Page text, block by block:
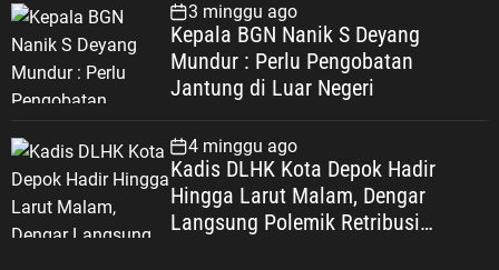
3 minggu ago
Kepala BGN Nanik S Deyang
Mundur : Perlu Pengobatan
Jantung di Luar Negeri
4 minggu ago
Kadis DLHK Kota Depok Hadir
Hingga Larut Malam, Dengar
Langsung Polemik Retribusi